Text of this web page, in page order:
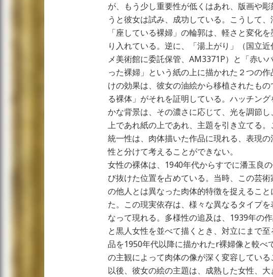
が、もう少し重要性が低くはあれ、版画や彫
うと彼女は試み、成功している。こうして
「座している裸婦」の輪郭は、軽さと変化
り入れている。逆に、「湯上がり」（国立
メ美術館に委託保管、AM3371P）と「赤い
った裸婦」という紙の上に描かれた２つの
けの効果は、彼女の油絵から移植されたも
る裸体」がそれを証明している。ハッチン
かな背景は、その濃さに応じて、光を調節
上であれ紙の上であれ、主題を引き立てる
統一性は、肉体描いた作品に現れる、表現
性と分けて考えることができない。
女性の裸体は、1940年代からすでに潘玉良
び抜けた位置を占めている。当時、この芸術
の他人とは異なった肉体的特徴を捉えるこ
た。この現実依存は、様々な異なるタイプを
なって現れる。多様性の追及は、1939年の
と黒人女性を並べて描くとき、対立にまで
品を1950年代以降に描かれたr裸婦像と較べ
の主観によって肉体の像が深く変容している
以後、彼女の絵の主題は、成熟した女性、大